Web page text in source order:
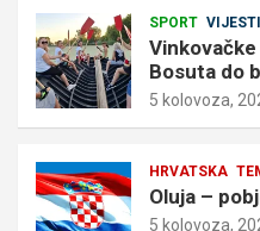
SPORT VIJESTI
Bosuta do
5 kolovoza,
HRVATSKA
Oluja –
5 kolovoza,